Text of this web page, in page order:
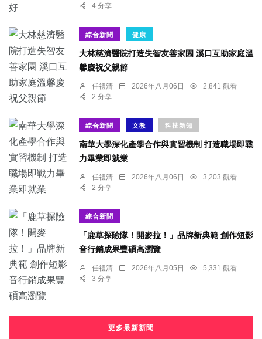
4 分享
綜合新聞 健康
大林慈濟醫院打造失智友善家園 溪口互助家庭溫
馨慶祝父親節
任禮清 2026年八月06日
2,841 觀看
2 分享
綜合新聞 文教 科技新知
南華大學深化產學合作與實習機制 打造職場即戰
力畢業即就業
任禮清 2026年八月06日
3,203 觀看
2 分享
綜合新聞
「鹿草探險隊！開麥拉！」品牌新典範 創作短影
音行銷成果豐碩高瀏覽
任禮清 2026年八月05日
5,331 觀看
3 分享
更多最新新聞